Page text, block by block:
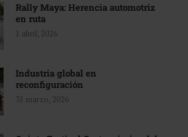
Rally Maya: Herencia automotriz
en ruta
1 abril, 2026
Industria global en
reconfiguración
31 marzo, 2026